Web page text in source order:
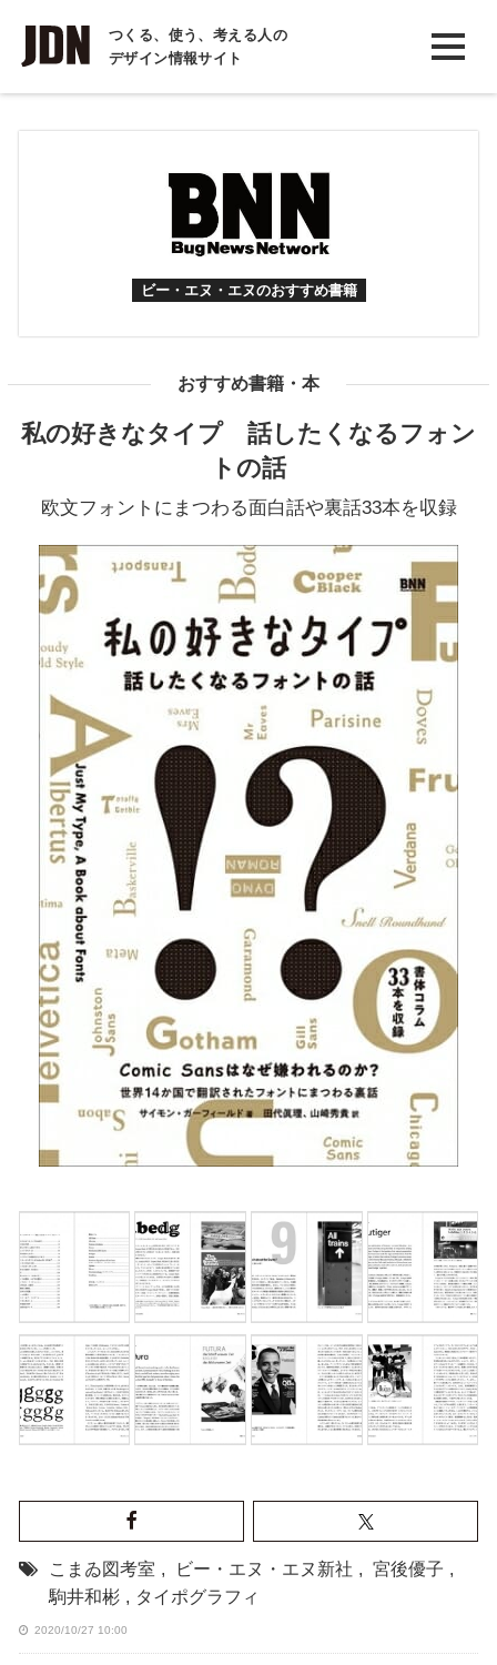
つくる、使う、考える人の
デザイン情報サイト
INTERVIEW
インタビュー
REPORT
ビー・エヌ・エヌのおすすめ書籍
おすすめ書籍・本
私の好きなタイプ 話したくなるフォン
トの話
欧文フォントにまつわる面白話や裏話33本を収録
こまゐ図考室 , ビー・エヌ・エヌ新社 , 宮後優子 ,
駒井和彬 , タイポグラフィ
2020/10/27 10:00